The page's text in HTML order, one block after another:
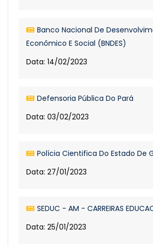
Banco Nacional De
Econômico E Social (BNDES)
Data: 14/02/2023
Defensoria Pública Do Pará
Data: 03/02/2023
Polícia Cientifica Do Estado De
Data: 27/01/2023
SEDUC - AM - CARREIRAS
Data: 25/01/2023